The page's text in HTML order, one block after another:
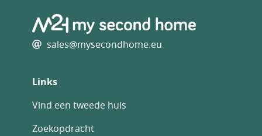
sales@mysecondhome.eu
Links
Vind een tweede huis
Zoekopdracht